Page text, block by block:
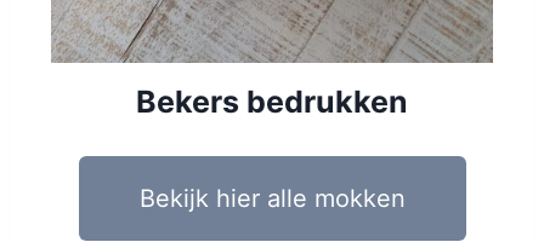
Bekers bedrukken
Bekijk hier alle mokken